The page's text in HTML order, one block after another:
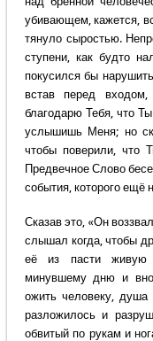
убивающем, кажется,
тянуло сыростью.
ступени, как будто
покусился бы
встав перед
благодарю Тебя, что
услышишь Меня; но
чтобы поверили, что
Предвечное Слово
события, которого ещё
Сказав это, «Он
слышал когда, чтобы
её из пасти живую
минувшему дню и
ожить человеку,
разложилось и
обвитый по рукам и